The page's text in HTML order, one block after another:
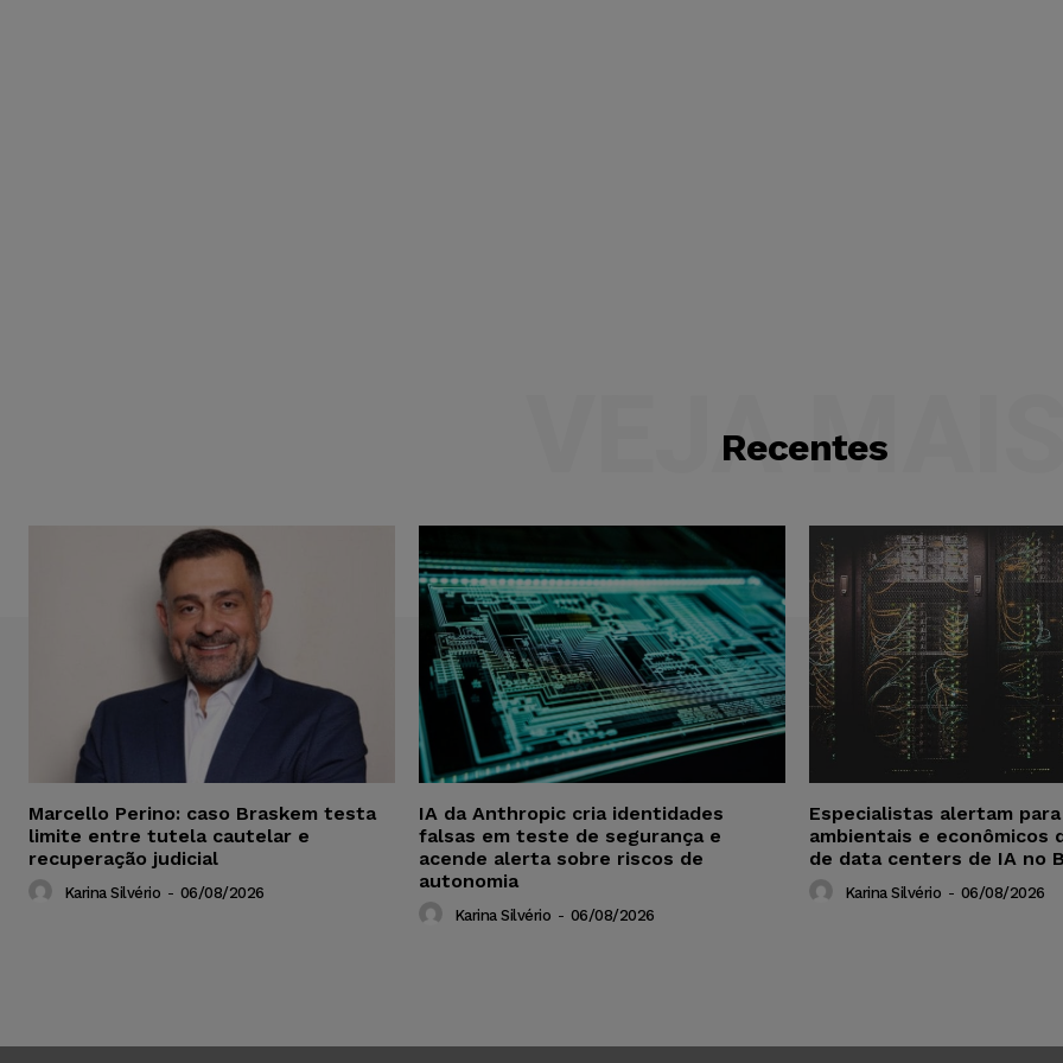
Recentes
VEJA
Marcello Perino: caso Braskem testa
limite entre tutela cautelar e
recuperação judicial
Karina Silvério - 06/08/2026
IA da Anthropic cria identidades
falsas em teste de segurança e
acende alerta sobre riscos de
autonomia
Karina Silvério - 06/08/2026
Especialistas alertam
ambientais e econômicos
de data centers de IA no
Karina Silvério - 06/08/2026